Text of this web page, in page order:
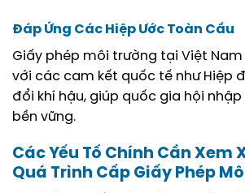
Đáp Ứng Các Hiệp Ước Toàn Cầu
Giấy phép môi trường tại Việt
với các cam kết quốc tế như Hiệp
đổi khí hậu, giúp quốc gia hội
bền vững.
Các Yếu Tố Chính Cần Xem
Quá Trình Cấp Giấy Phép